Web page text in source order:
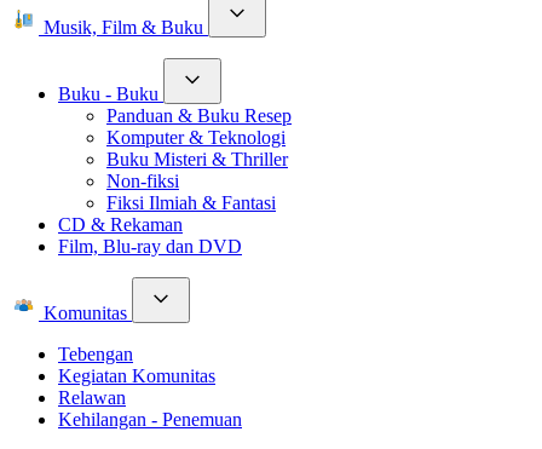
Musik, Film & Buku
Buku - Buku
Panduan & Buku Resep
Komputer & Teknologi
Buku Misteri & Thriller
Non-fiksi
Fiksi Ilmiah & Fantasi
CD & Rekaman
Film, Blu-ray dan DVD
Komunitas
Tebengan
Kegiatan Komunitas
Relawan
Kehilangan - Penemuan